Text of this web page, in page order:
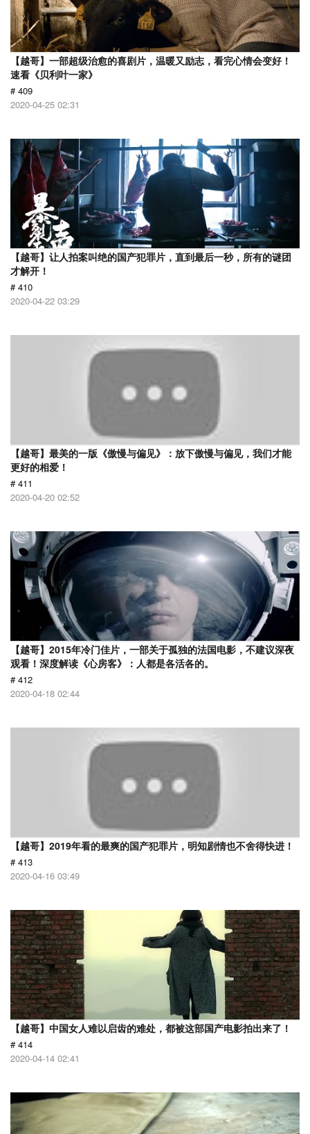
【越哥】一部超级治愈的喜剧片，温暖又励志，看完心情会变好！
速看《贝利叶一家》
# 409
2020-04-25 02:31
【越哥】让人拍案叫绝的国产犯罪片，直到最后一秒，所有的谜团
才解开！
# 410
2020-04-22 03:29
【越哥】最美的一版《傲慢与偏见》：放下傲慢与偏见，我们才能
更好的相爱！
# 411
2020-04-20 02:52
【越哥】2015年冷门佳片，一部关于孤独的法国电影，不建议深夜
观看！深度解读《心房客》：人都是各活各的。
# 412
2020-04-18 02:44
【越哥】2019年看的最爽的国产犯罪片，明知剧情也不舍得快进！
# 413
2020-04-16 03:49
【越哥】中国女人难以启齿的难处，都被这部国产电影拍出来了！
# 414
2020-04-14 02:41